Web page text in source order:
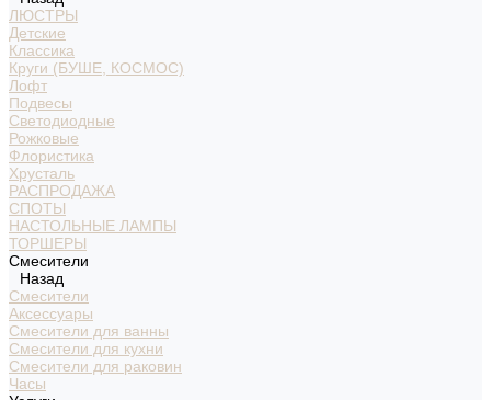
ЛЮСТРЫ
Детские
Классика
Круги (БУШЕ, КОСМОС)
Лофт
Подвесы
Светодиодные
Рожковые
Флористика
Хрусталь
РАСПРОДАЖА
СПОТЫ
НАСТОЛЬНЫЕ ЛАМПЫ
ТОРШЕРЫ
Смесители
Назад
Смесители
Аксессуары
Смесители для ванны
Смесители для кухни
Смесители для раковин
Часы